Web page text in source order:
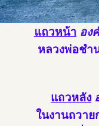
แถวหน้า อง
หลวงพ่อชำ
แถวหลัง
ในงานถวาย